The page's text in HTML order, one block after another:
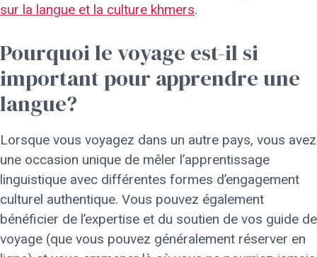
sur la langue et la culture khmers.
Pourquoi le voyage est-il si
important pour apprendre une
langue?
Lorsque vous voyagez dans un autre pays, vous avez
une occasion unique de mêler l’apprentissage
linguistique avec différentes formes d’engagement
culturel authentique. Vous pouvez également
bénéficier de l’expertise et du soutien de vos guide de
voyage (que vous pouvez généralement réserver en